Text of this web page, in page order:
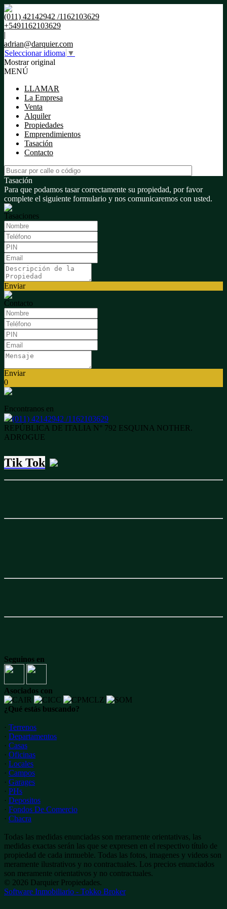
(011) 42142942 /1162103629
+5491162103629
|
adrian@darquier.com
Seleccionar idioma ▼
Mostrar original
MENÚ
LLAMAR
La Empresa
Venta
Alquiler
Propiedades
Emprendimientos
Tasación
Contacto
Tasación
Para que podamos tasar correctamente su propiedad, por favor
complete el siguiente formulario y nos comunicaremos con usted.
Tasaciones
Enviar
Contacto
Enviar
0
Encontranos en
(011) 42142942 /1162103629
REPÚBLICA DE ITALIA N° 792 ESQUINA NOTHER.
ADROGUE
Tik Tok
Seguinos en
Asociados con
¿Qué estás buscando?
· Terrenos
· Departamentos
· Casas
· Oficinas
· Locales
· Campos
· Garages
· PHs
· Depositos
· Fondos De Comercio
· Chacra
Todas las medidas enunciadas son meramente orientativas, las
medidas exactas serán las que se expresen en el respectivo título de
propiedad de cada inmueble. Todas las fotos, imagenes y videos son
meramente ilustrativos y no contractuales. Los precios enunciados
son meramente orientativos y no contractuales.
© 2026 Darquier Propiedades.
Software Inmobiliario - Tokko Broker